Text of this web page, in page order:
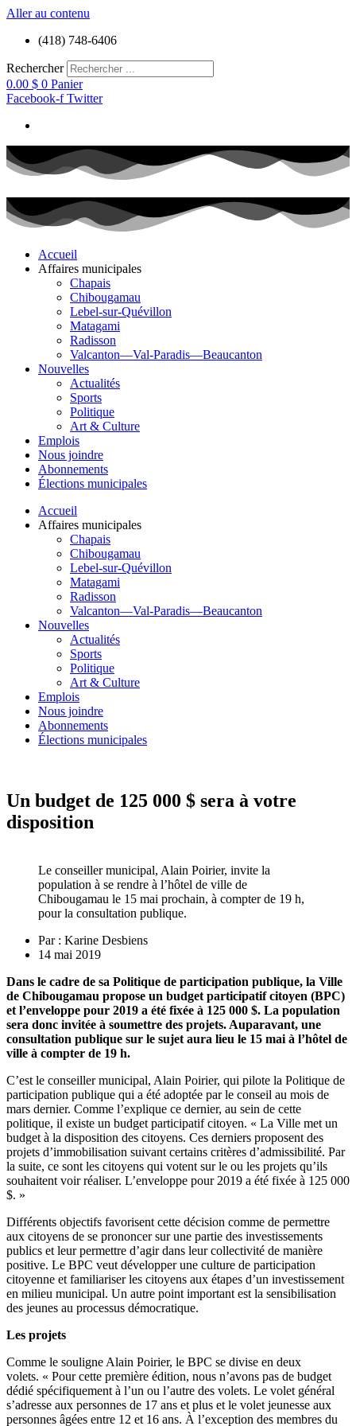
Aller au contenu
(418) 748-6406
Rechercher
0.00 $ 0 Panier
Facebook-f Twitter
Accueil
Affaires municipales
Chapais
Chibougamau
Lebel-sur-Quévillon
Matagami
Radisson
Valcanton—Val-Paradis—Beaucanton
Nouvelles
Actualités
Sports
Politique
Art & Culture
Emplois
Nous joindre
Abonnements
Élections municipales
Accueil
Affaires municipales
Chapais
Chibougamau
Lebel-sur-Quévillon
Matagami
Radisson
Valcanton—Val-Paradis—Beaucanton
Nouvelles
Actualités
Sports
Politique
Art & Culture
Emplois
Nous joindre
Abonnements
Élections municipales
Un budget de 125 000 $ sera à votre
disposition
Le conseiller municipal, Alain Poirier, invite la
population à se rendre à l’hôtel de ville de
Chibougamau le 15 mai prochain, à compter de 19 h,
pour la consultation publique.
Par : Karine Desbiens
14 mai 2019
Dans le cadre de sa Politique de participation publique, la Ville
de Chibougamau propose un budget participatif citoyen (BPC)
et l’enveloppe pour 2019 a été fixée à 125 000 $. La population
sera donc invitée à soumettre des projets. Auparavant, une
consultation publique sur le sujet aura lieu le 15 mai à l’hôtel de
ville à compter de 19 h.
C’est le conseiller municipal, Alain Poirier, qui pilote la Politique de
participation publique qui a été adoptée par le conseil au mois de
mars dernier. Comme l’explique ce dernier, au sein de cette
politique, il existe un budget participatif citoyen. « La Ville met un
budget à la disposition des citoyens. Ces derniers proposent des
projets d’immobilisation suivant certains critères d’admissibilité. Par
la suite, ce sont les citoyens qui votent sur le ou les projets qu’ils
souhaitent voir réaliser. L’enveloppe pour 2019 a été fixée à 125 000
$. »
Différents objectifs favorisent cette décision comme de permettre
aux citoyens de se prononcer sur une partie des investissements
publics et leur permettre d’agir dans leur collectivité de manière
positive. Le BPC veut développer une culture de participation
citoyenne et familiariser les citoyens aux étapes d’un investissement
en milieu municipal. Un autre point important est la sensibilisation
des jeunes au processus démocratique.
Les projets
Comme le souligne Alain Poirier, le BPC se divise en deux
volets. « Pour cette première édition, nous n’avons pas de budget
dédié spécifiquement à l’un ou l’autre des volets. Le volet général
s’adresse aux personnes de 17 ans et plus et le volet jeunesse aux
personnes âgées entre 12 et 16 ans. À l’exception des membres du